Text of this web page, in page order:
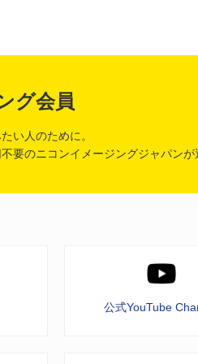
グ会員
い人のために。
要のニコンイメージングジャパンが
公式YouTube